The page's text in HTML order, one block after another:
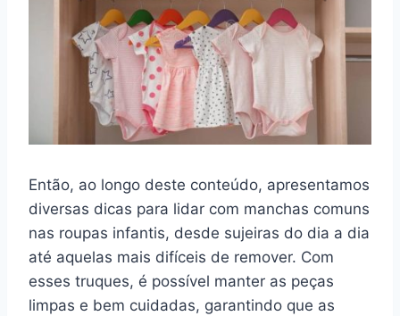
Então, ao longo deste conteúdo, apresentamos
diversas dicas para lidar com manchas comuns
nas roupas infantis, desde sujeiras do dia a dia
até aquelas mais difíceis de remover. Com
esses truques, é possível manter as peças
limpas e bem cuidadas, garantindo que as